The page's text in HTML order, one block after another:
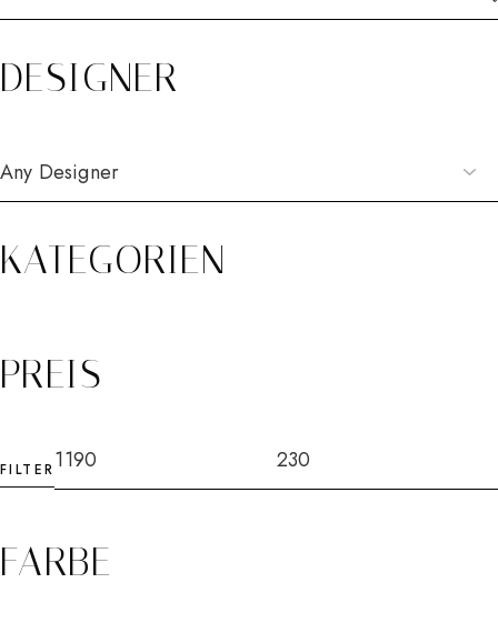
DESIGNER
KATEGORIEN
PREIS
FILTER
FARBE